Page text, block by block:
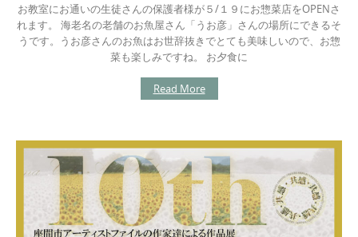
お教室にお通いの生徒さんの保護者様が５/１９にお惣菜店をOPENさ
れます。 海老名の老舗のお魚屋さん「うお彦」さんの場所にできるそ
うです。うお彦さんのお魚はお世辞抜きでとても美味しいので、お惣
菜も楽しみですね。 お夕食に
Read More